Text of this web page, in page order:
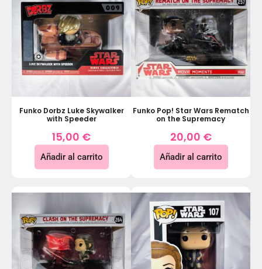
Funko Dorbz Luke Skywalker
with Speeder
15,00 €
Añadir al carrito
Funko Pop! Star Wars Rematch
on the Supremacy
20,00 €
Añadir al carrito